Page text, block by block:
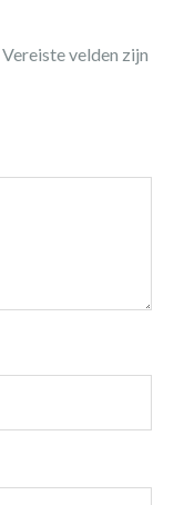
Vereiste velden zijn